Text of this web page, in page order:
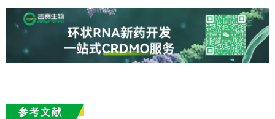
参考文献